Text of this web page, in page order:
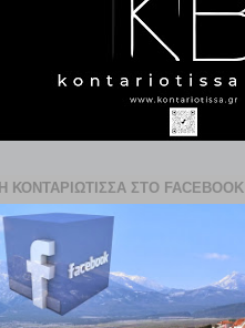
Η ΚΟΝΤΑΡΙΩΤΙΣΣΑ ΣΤΟ FACEBOOK